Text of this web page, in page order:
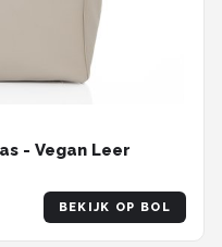
- Vegan Leer
BEKIJK OP BOL